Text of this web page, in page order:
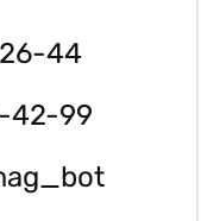
44
42-99